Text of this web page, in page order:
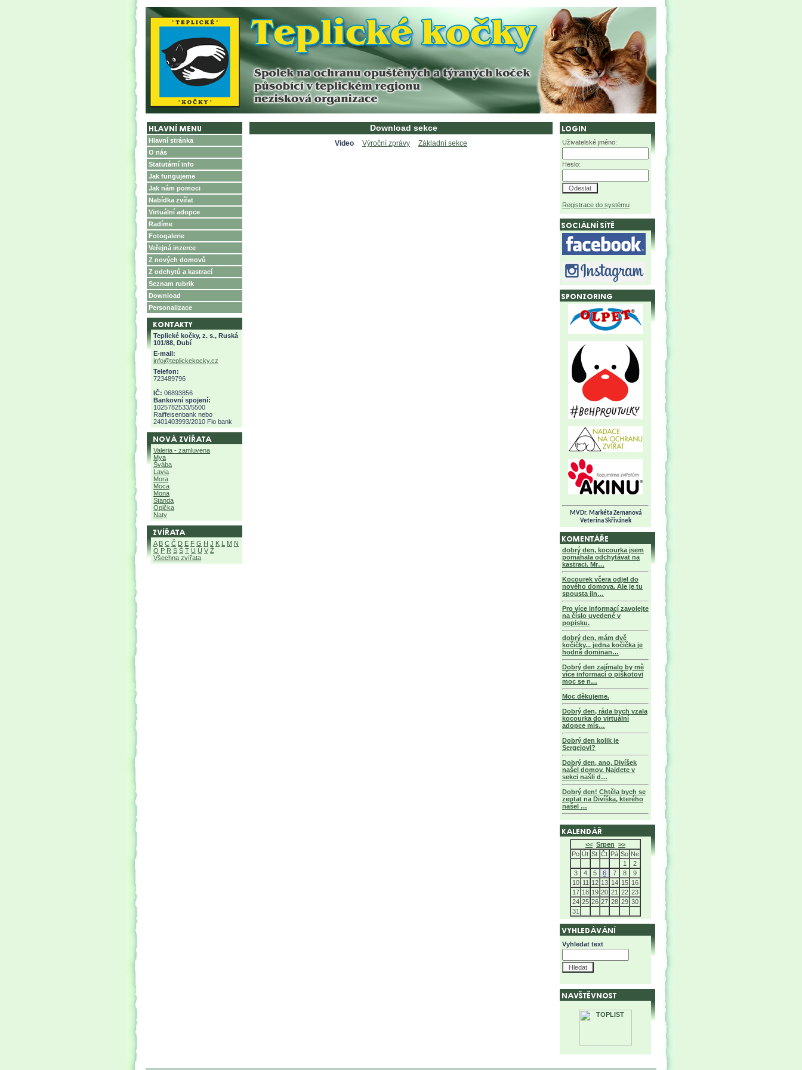
Hlavní stránka
O nás
Statutární info
Jak fungujeme
Jak nám pomoci
Nabídka zvířat
Virtuální adopce
Radíme
Fotogalerie
Veřejná inzerce
Z nových domovů
Z odchytů a kastrací
Seznam rubrik
Download
Personalizace
Teplické kočky, z. s., Ruská
101/88, Dubí
E-mail:
info@teplickekocky.cz
Telefon:
723489796
IČ: 06893856
Bankovní spojení:
1025782533/5500
Raiffeisenbank nebo
2401403993/2010 Fio bank
Valeria - zamluvena
Mya
Švába
Lavia
Mora
Moca
Mona
Standa
Opička
Naty
A B C Č D E F G H J K L M N
O P R S Š T U Ú V Ž
Všechna zvířata
Download sekce
Video Výroční zprávy Základní sekce Uživatelské jméno:
Heslo:
Registrace do systému
MVDr. Markéta Zemanová
Veterina Skřivánek
dobrý den, kocourka jsem
pomáhala odchytávat na
kastraci. Mr…
Kocourek včera odjel do
nového domova. Ale je tu
spousta jin…
Pro více informací zavolejte
na číslo uvedené v
popisku.
dobrý den, mám dvě
kočičky... jedna kočička je
hodně dominan…
Dobrý den zajímalo by mě
více informací o piškotovi
moc se n…
Moc děkujeme.
Dobrý den, ráda bych vzala
kocourka do virtuální
adopce mís…
Dobrý den kolik je
Sergejovi?
Dobrý den, ano, Divíšek
našel domov. Najdete v
sekci našli d…
Dobrý den! Chtěla bych se
zeptat na Divíška, kterého
našel …
<< Srpen >>
Po Út St Čt Pá So Ne
1
2
3
4 5 6 7 8
9
10 11 12 13 14 15 16
17 18 19 20 21 22 23
24 25 26 27 28 29 30
31
Vyhledat text